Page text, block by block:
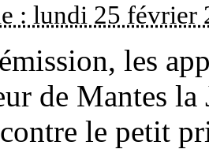
: lundi 25 février
les
de Mantes
le petit